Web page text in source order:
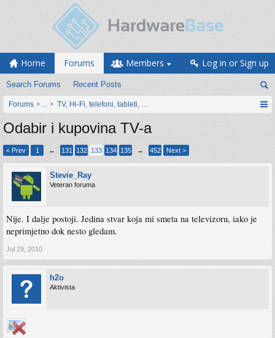
Home Forums
Search Forums Recent Posts
Members Log in or Sign up
Forums ... TV, Hi-Fi, telefoni, tableti, satovi, IoT oprema
Odabir i kupovina TV-a
< Prev 1 ← 131 132 133 134 135 → 452 Next >
Stevie_Ray
Veteran foruma
Nije. I dalje postoji. Jedina stvar koja mi smeta na televizoru, iako je
neprimjetno dok nesto gledam.
Jul 29, 2010
h2o
Aktivista